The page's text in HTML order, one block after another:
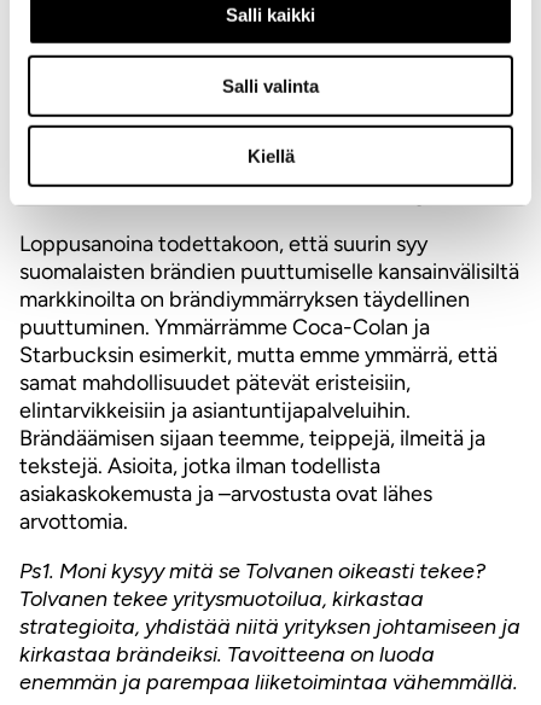
Salli kaikki
Salli valinta
Kiellä
mukaisesti. Brändistä tulee totta mikäli se on totta
yrityksen arjessa. Brändin on herätettävä tunnetta ja
mielipiteitä. Brändin on löydettävä oma yleisönsä.
Brändissä on oltava jotain mihin tarttua. Brändi tekee
Hyvä brändi tekee asiakasarvosta totta. Onko sinulla
varaa toimia ilman arvoa tuottavaa brändäystä?
Loppusanoina todettakoon, että suurin syy
suomalaisten brändien puuttumiselle kansainvälisiltä
markkinoilta on brändiymmärryksen täydellinen
puuttuminen. Ymmärrämme Coca-Colan ja
Starbucksin esimerkit, mutta emme ymmärrä, että
samat mahdollisuudet pätevät eristeisiin,
elintarvikkeisiin ja asiantuntijapalveluihin.
Brändäämisen sijaan teemme, teippejä, ilmeitä ja
tekstejä. Asioita, jotka ilman todellista
asiakaskokemusta ja –arvostusta ovat lähes
arvottomia.
Ps1. Moni kysyy mitä se Tolvanen oikeasti tekee?
Tolvanen tekee yritysmuotoilua, kirkastaa
strategioita, yhdistää niitä yrityksen johtamiseen ja
kirkastaa brändeiksi. Tavoitteena on luoda
enemmän ja parempaa liiketoimintaa vähemmällä.